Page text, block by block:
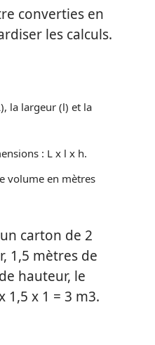
converties en
les calculs.
la largeur (l) et la
: L x l x h.
volume en mètres
carton de 2
1,5 mètres de
hauteur, le
1,5 x 1 = 3 m3.